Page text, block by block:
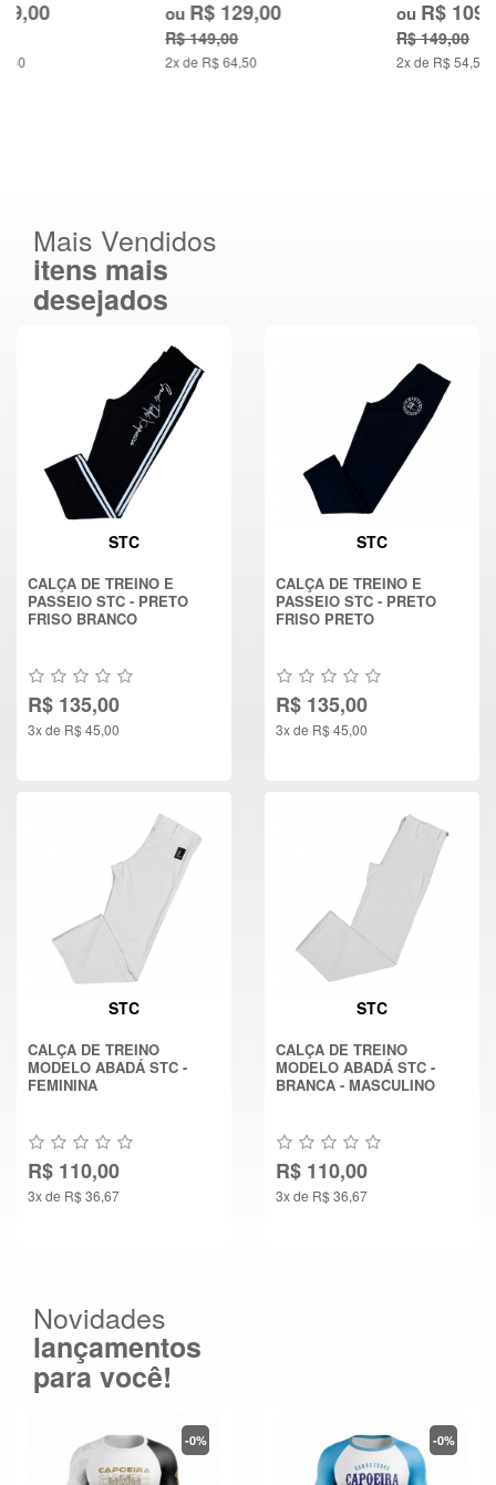
ou ou
Mais Vendidos
itens mais
desejados
STC
CALÇA DE TREINO E
PASSEIO STC - PRETO
FRISO BRANCO
R$ 135,00
3x de R$ 45,00
STC
CALÇA DE TREINO E
PASSEIO STC - PRETO
FRISO PRETO
R$ 135,00
3x de R$ 45,00
STC
CALÇA DE TREINO
MODELO ABADÁ STC -
FEMININA
R$ 110,00
3x de R$ 36,67
STC
CALÇA DE TREINO
MODELO ABADÁ STC -
BRANCA - MASCULINO
R$ 110,00
3x de R$ 36,67
Novidades
lançamentos
para você!
-0% -0%